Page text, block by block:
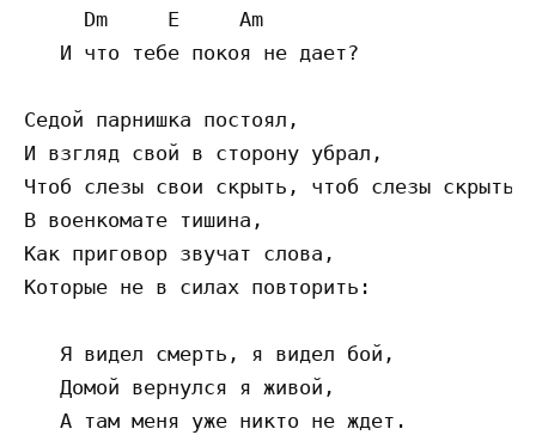
     Dm     E     Am
   И что тебе покоя не дает?
Седой парнишка постоял,
И взгляд свой в сторону убрал,
Чтоб слезы свои скрыть, чтоб слезы скрыть.
В военкомате тишина,
Как приговор звучат слова,
Которые не в силах повторить:
   Я видел смерть, я видел бой,
   Домой вернулся я живой,
   А там меня уже никто не ждет.